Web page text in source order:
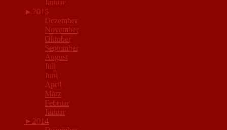
Januar
► 2015
Dezember
November
Oktober
September
August
Juli
Juni
April
März
Februar
Januar
► 2014